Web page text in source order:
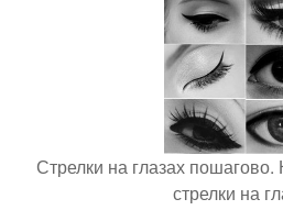
Стрелки на глазах пошагово.
стрелки на